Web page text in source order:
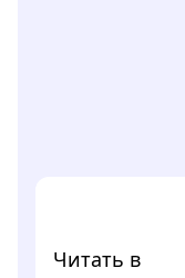
Читать в